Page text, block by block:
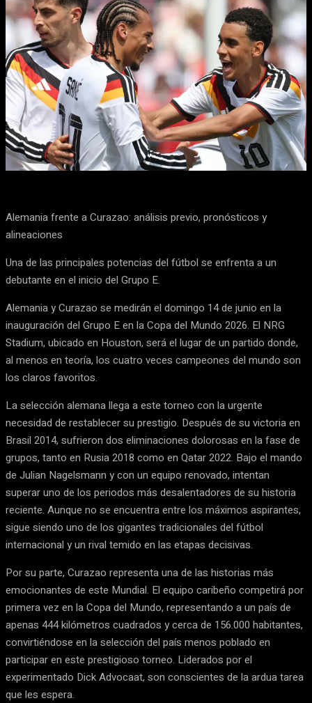
Facebook Pinterest WhatsApp
Alemania frente a Curazao: análisis previo, pronósticos y
alineaciones
Una de las principales potencias del fútbol se enfrenta a un
debutante en el inicio del Grupo E.
Alemania y Curazao se medirán el domingo 14 de junio en la
inauguración del Grupo E en la Copa del Mundo 2026. El NRG
Stadium, ubicado en Houston, será el lugar de un partido donde,
al menos en teoría, los cuatro veces campeones del mundo son
los claros favoritos.
La selección alemana llega a este torneo con la urgente
necesidad de restablecer su prestigio. Después de su victoria en
Brasil 2014, sufrieron dos eliminaciones dolorosas en la fase de
grupos, tanto en Rusia 2018 como en Qatar 2022. Bajo el mando
de Julian Nagelsmann y con un equipo renovado, intentan
superar uno de los periodos más desalentadores de su historia
reciente. Aunque no se encuentra entre los máximos aspirantes,
sigue siendo uno de los gigantes tradicionales del fútbol
internacional y un rival temido en las etapas decisivas.
Por su parte, Curazao representa una de las historias más
emocionantes de este Mundial. El equipo caribeño competirá por
primera vez en la Copa del Mundo, representando a un país de
apenas 444 kilómetros cuadrados y cerca de 156.000 habitantes,
convirtiéndose en la selección del país menos poblado en
participar en este prestigioso torneo. Liderados por el
experimentado Dick Advocaat, son conscientes de la ardua tarea
que les espera.